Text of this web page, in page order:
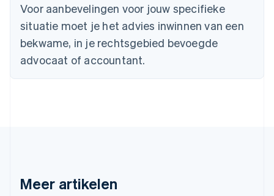
Voor aanbevelingen voor jouw specifieke
situatie moet je het advies inwinnen van een
bekwame, in je rechtsgebied bevoegde
advocaat of accountant.
Meer artikelen
Denemarken
Duitsland
DeutschEnglish
Estland
English
Finland
Hongarije